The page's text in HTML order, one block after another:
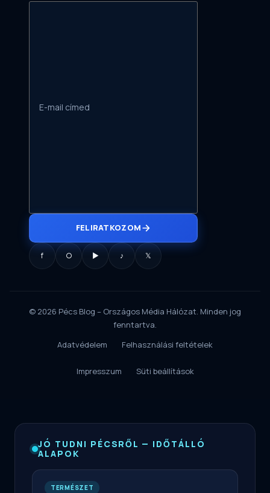
FELIRATKOZOM
f ○ ▶ ♪ 𝕏
© 2026 Pécs Blog – Országos Média Hálózat. Minden jog
fenntartva.
Adatvédelem
Felhasználási feltételek
Impresszum Süti beállítások
JÓ TUDNI PÉCSRŐL — IDŐTÁLLÓ
ALAPOK
TERMÉSZET